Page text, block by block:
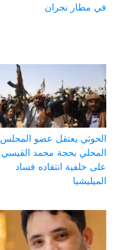
في مطار نجران
الحوثي يعتقل عضو المجلس
المحلي بحجة محمد القيسي
على خلفية انتقاده فساد
الميليشيا